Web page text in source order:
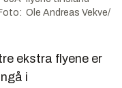
Ole Andreas Vekve/
ekstra flyene er
i